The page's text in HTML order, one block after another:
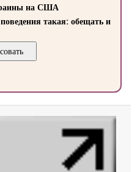
на США
такая: обещать и